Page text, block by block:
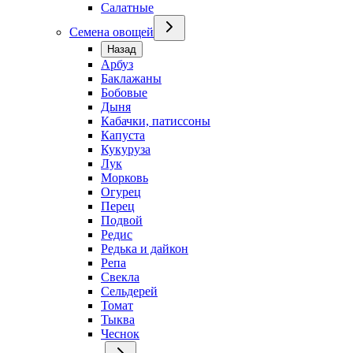
Салатные
Семена овощей
Назад
Арбуз
Баклажаны
Бобовые
Дыня
Кабачки, патиссоны
Капуста
Кукуруза
Лук
Морковь
Огурец
Перец
Подвой
Редис
Редька и дайкон
Репа
Свекла
Сельдерей
Томат
Тыква
Чеснок